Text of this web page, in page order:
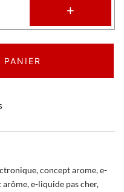
+
,concept arome,e-
arôme,e-liquide pas cher,